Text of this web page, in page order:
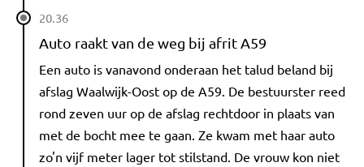
20.36
Auto raakt van de weg bij afrit A59
Een auto is vanavond onderaan het talud beland bij
afslag Waalwijk-Oost op de A59. De bestuurster reed
rond zeven uur op de afslag rechtdoor in plaats van
met de bocht mee te gaan. Ze kwam met haar auto
zo'n vijf meter lager tot stilstand. De vrouw kon niet